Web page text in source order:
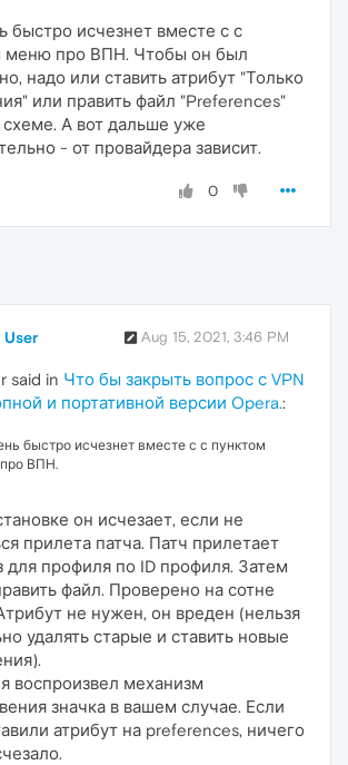
быстро исчезнет вместе с с
меню про ВПН. Чтобы он был
надо или ставить атрибут "Только
или править файл "Preferences"
А вот дальше уже
- от провайдера зависит.
0
User Aug 15, 2021, 3:46 PM
said in Что бы закрыть вопрос с VPN
и портативной версии Opera.:
быстро исчезнет вместе с с пунктом
ВПН.
он исчезает, если не
прилета патча. Патч прилетает
для профиля по ID профиля. Затем
файл. Проверено на сотне
не нужен, он вреден (нельзя
удалять старые и ставить новые
воспроизвел механизм
значка в вашем случае. Если
атрибут на preferences, ничего